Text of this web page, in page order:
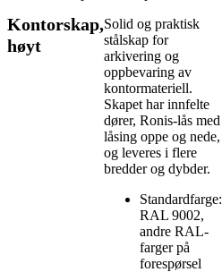
Kontorskap,
høyt
Solid og praktisk
stålskap for
arkivering og
oppbevaring av
kontormateriell.
Skapet har innfelte
dører, Ronis-lås med
låsing oppe og nede,
og leveres i flere
bredder og dybder.
Standardfarge:
RAL 9002,
andre RAL-
farger på
forespørsel